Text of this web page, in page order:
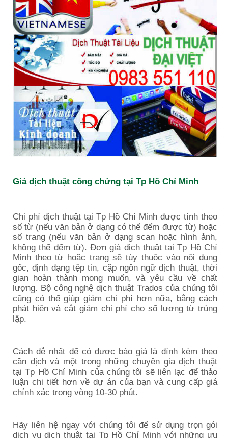
Giá dịch thuật công chứng tại Tp Hồ Chí Minh
Chi phí dịch thuật tại Tp Hồ Chí Minh được tính theo
số từ (nếu văn bản ở dạng có thể đếm được từ) hoặc
số trang (nếu văn bản ở dạng scan hoặc hình ảnh,
không thể đếm từ). Đơn giá dịch thuật tạiTp Hồ Chí
Minh theo từ hoặc trang sẽ tùy thuộc vào nội dung
gốc, định dạng tệp tin, cặp ngôn ngữ dịch thuật, thời
gian hoàn thành mong muốn, và yêu cầu về chất
lượng. Bộ công nghệ dịch thuật Trados của chúng tôi
cũng có thể giúp giảm chi phí hơn nữa, bằng cách
phát hiện và cắt giảm chi phí cho số lượng từ trùng
lặp.
Cách dễ nhất để có được báo giá là đính kèm theo
cần dịch và một trong những chuyên gia dịch thuật
tạiTp Hồ Chí Minh của chúng tôi sẽ liên lạc để thảo
luận chi tiết hơn về dự án của bạn và cung cấp giá
chính xác trong vòng 10-30 phút.
Hãy liên hệ ngay với chúng tôi để sử dụng trọn gói
dịch vụdịch thuật tại Tp Hồ Chí Minhvới những ưu